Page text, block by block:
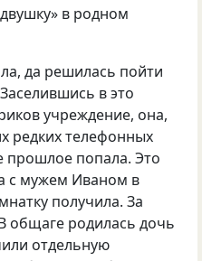
в родном
да решилась пойти
в это
учреждение, она,
редких телефонных
прошлое попала. Это
с мужем Иваном в
получила. За
общаге родилась дочь
отдельную